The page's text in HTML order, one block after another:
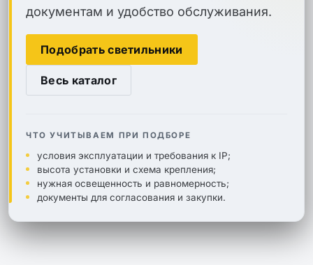
документам и удобство обслуживания.
Подобрать светильники
Весь каталог
ЧТО УЧИТЫВАЕМ ПРИ ПОДБОРЕ
условия эксплуатации и требования к IP;
высота установки и схема крепления;
нужная освещенность и равномерность;
документы для согласования и закупки.